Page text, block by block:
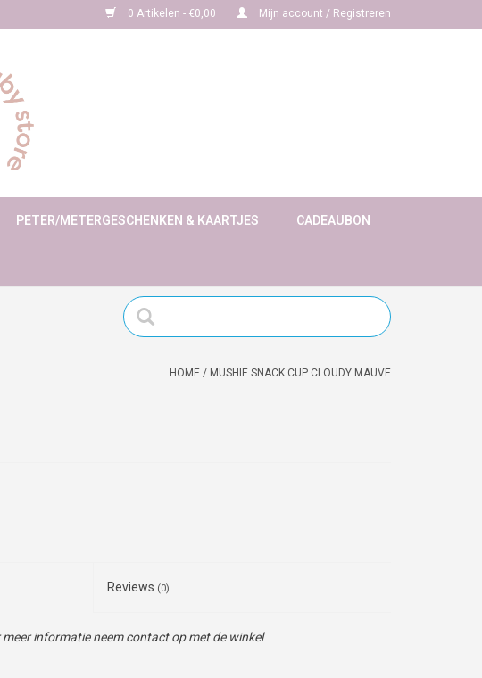
0 Artikelen - €0,00 Mijn account / Registreren
PETER/METERGESCHENKEN & KAARTJES CADEAUBON
HOME / MUSHIE SNACK CUP CLOUDY MAUVE
Reviews (0)
informatie neem contact op met de winkel